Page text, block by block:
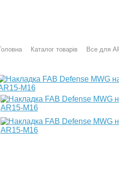
Каталог товарів Все для